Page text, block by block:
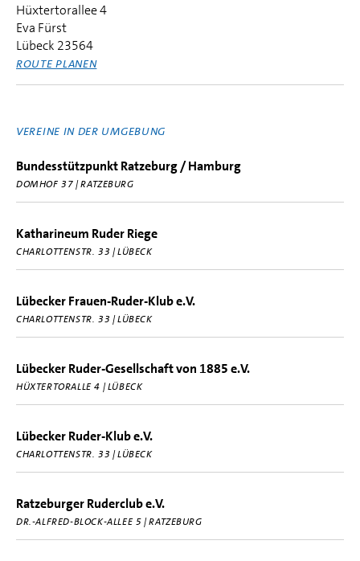
Hüxtertorallee 4
Eva Fürst
Lübeck 23564
ROUTE PLANEN
VEREINE IN DER UMGEBUNG
Bundesstützpunkt Ratzeburg / Hamburg
DOMHOF 37 | RATZEBURG
Katharineum Ruder Riege
CHARLOTTENSTR. 33 | LÜBECK
Lübecker Frauen-Ruder-Klub e.V.
CHARLOTTENSTR. 33 | LÜBECK
Lübecker Ruder-Gesellschaft von 1885 e.V.
HÜXTERTORALLE 4 | LÜBECK
Lübecker Ruder-Klub e.V.
CHARLOTTENSTR. 33 | LÜBECK
Ratzeburger Ruderclub e.V.
DR.-ALFRED-BLOCK-ALLEE 5 | RATZEBURG